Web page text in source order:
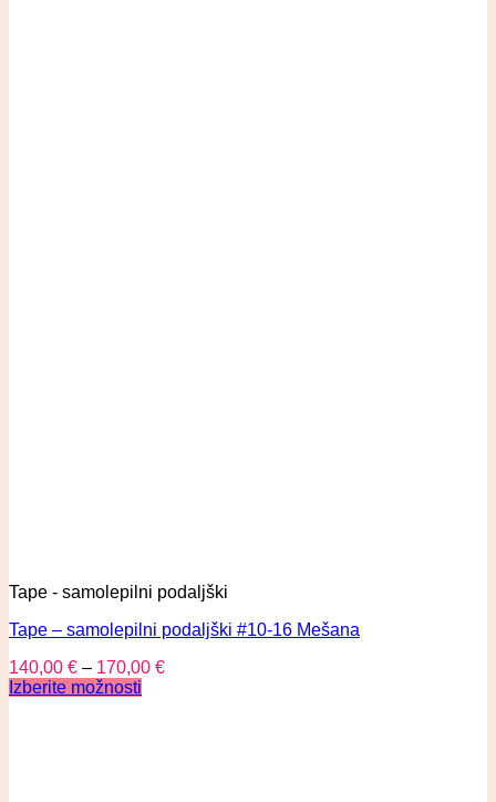
Tape - samolepilni podaljški
Tape – samolepilni podaljški #10-16 Mešana
140,00 € – 170,00 €
Izberite možnosti